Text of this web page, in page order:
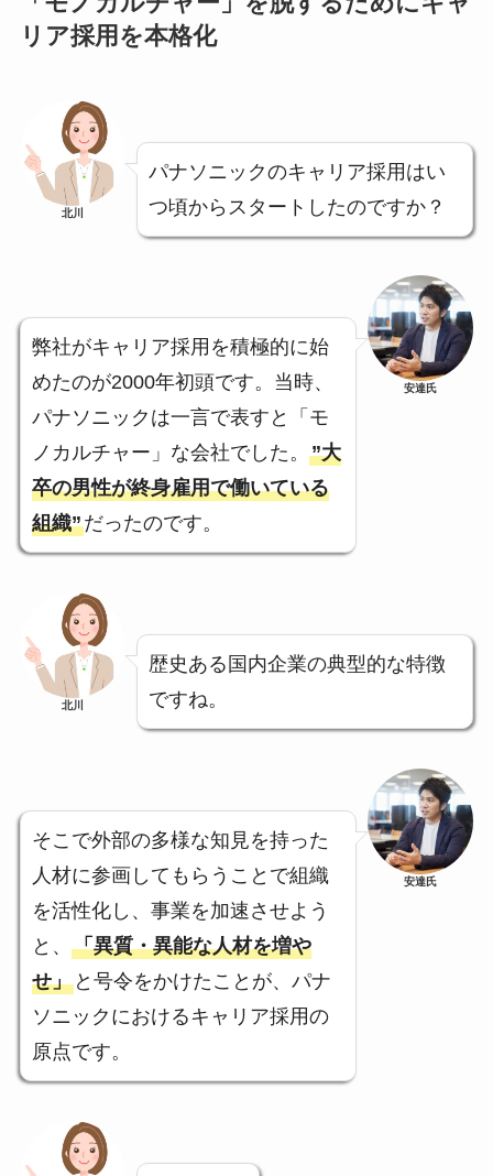
リア採用を本格化
北川
パナソニックのキャリア採用はい
つ頃からスタートしたのですか？
弊社がキャリア採用を積極的に始
めたのが2000年初頭です。当時、
パナソニックは一言で表すと「モ
ノカルチャー」な会社でした。 ”大
卒の男性が終身雇用で働いている
組織”だったのです。
安達氏
北川
歴史ある国内企業の典型的な特徴
ですね。
そこで外部の多様な知見を持った
人材に参画してもらうことで組織
を活性化し、事業を加速させよう
と、 「異質・異能な人材を増や
せ」と号令をかけたことが、パナ
ソニックにおけるキャリア採用の
原点です。
安達氏